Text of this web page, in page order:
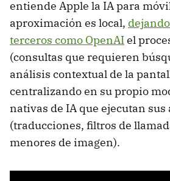
entiende Apple la IA para
aproximación es local,
terceros como OpenAIel
(consultas que requieren
análisis contextual de la
centralizando en su propio
nativas de IA que ejecutan sus
(traducciones, filtros de
menores de imagen).